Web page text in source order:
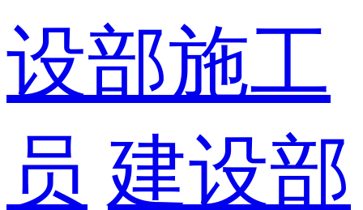
设部施工
员 建设部